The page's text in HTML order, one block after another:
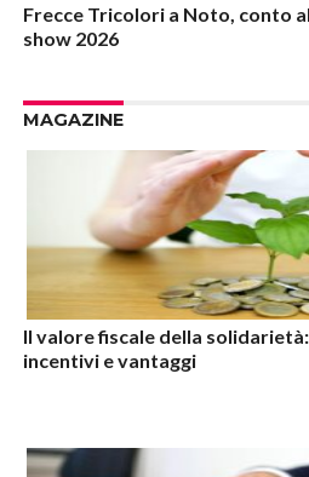
Frecce Tricolori a Noto, conto
show 2026
MAGAZINE
Il valore fiscale della
incentivi e vantaggi